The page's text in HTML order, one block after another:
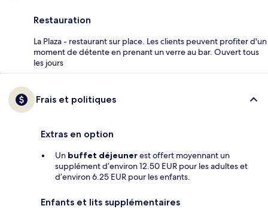
Restauration
La Plaza - restaurant sur place. Les clients peuvent profiter d'un
moment de détente en prenant un verre au bar. Ouvert tous
les jours
Frais et politiques
Extras en option
Un buffet déjeunerest offert moyennant un
supplément d’environ 12.50 EUR pour les adultes et
d’environ 6.25 EUR pour les enfants.
Enfants et lits supplémentaires